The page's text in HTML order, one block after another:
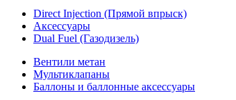
Direct Injection (Прямой впрыск)
Аксессуары
Dual Fuel (Газодизель)
Вентили метан
Мультиклапаны
Баллоны и баллонные аксессуары